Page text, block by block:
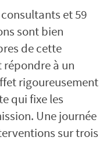
et 59
sont bien
de cette
à un
rigoureusement
qui fixe les
Une journée
sur trois